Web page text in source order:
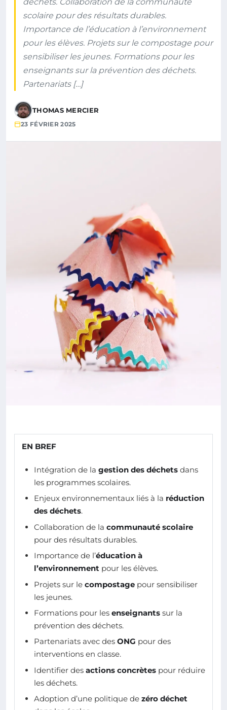
scolaire pour des résultats durables.
Importance de l’éducation à l’environnement
pour les élèves. Projets sur le compostage pour
sensibiliser les jeunes. Formations pour les
enseignants sur la prévention des déchets.
Partenariats […]
THOMAS MERCIER
23 FÉVRIER 2025
EN BREF
Intégration de la gestion des déchets dans
les programmes scolaires.
Enjeux environnementaux liés à la réduction
des déchets.
Collaboration de la communauté scolaire
pour des résultats durables.
Importance de l’éducation à
l’environnement pour les élèves.
Projets sur le compostage pour sensibiliser
les jeunes.
Formations pour les enseignants sur la
prévention des déchets.
Partenariats avec des ONG pour des
interventions en classe.
Identifier des actions concrètes pour réduire
les déchets.
Adoption d’une politique de zéro déchet